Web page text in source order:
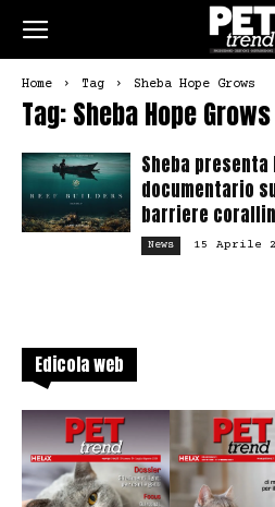
Home Tag Sheba Hope Grows
Tag: Sheba Hope Grows
Sheba
documentario
barriere
News 15 Aprile
Edicola web